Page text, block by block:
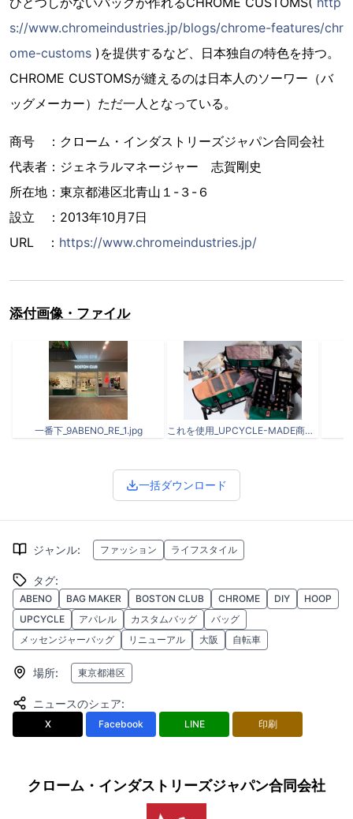
s://www.chromeindustries.jp/blogs/chrome-features/chr
ome-customs )を提供するなど、日本独自の特色を持つ。
CHROME CUSTOMSが縫えるのは日本人のソーワー（バ
ッグメーカー）ただ一人となっている。
商号 ：クローム・インダストリーズジャパン合同会社
代表者：ジェネラルマネージャー 志賀剛史
所在地：東京都港区北青山１-３-６
設立 ：2013年10月7日
URL ： https://www.chromeindustries.jp/
添付画像・ファイル
一番下_9ABENO_RE_1.jpg これを使用_UPCYCLE-MADE商品画像.jpg
一括ダウンロード
ジャンル: ファッション ライフスタイル
タグ:
ABENO BAG MAKER BOSTON CLUB CHROME DIY
HOOP
UPCYCLE
アパレル カスタムバッグ
バッグ
メッセンジャーバッグ
リニューアル 大阪 自転車
場所: 東京都港区
ニュースのシェア:
X Facebook LINE 印刷
クローム・インダストリーズジャパン合同会社